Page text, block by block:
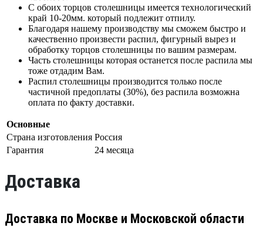
С обоих торцов столешницы имеется технологический
край 10-20мм. который подлежит отпилу.
Благодаря нашему производству мы сможем быстро и
качественно произвести распил, фигурный вырез и
обработку торцов столешницы по вашим размерам.
Часть столешницы которая останется после распила мы
тоже отдадим Вам.
Распил столешницы производится только после
частичной предоплаты (30%), без распила возможна
оплата по факту доставки.
Основные
Страна изготовления Россия
Гарантия
24 месяца
Доставка
Доставка по Москве и Московской области